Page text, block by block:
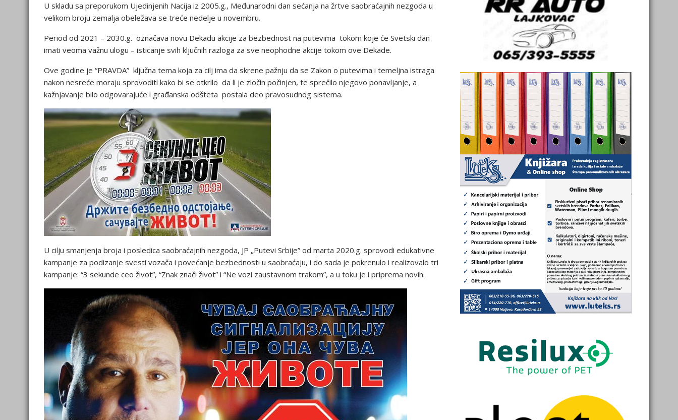
U skladu sa preporukom Ujedinjenih Nacija iz 2005.g., Međunarodni dan sećanja na žrtve saobraćajnih nezgoda u
velikom broju zemalja obeležava se treće nedelje u novembru.
Period od 2021 – 2030.g. označava novu Dekadu akcije za bezbednost na putevima tokom koje će Svetski dan
imati veoma važnu ulogu – isticanje svih ključnih razloga za sve neophodne akcije tokom ove Dekade.
Ove godine je “PRAVDA” ključna tema koja za cilj ima da skrene pažnju da se Zakon o putevima i temeljna istraga
nakon nesreće moraju sprovoditi kako bi se otkrilo da li je zločin počinjen, te sprečilo njegovo ponavljanje, a
kažnjavanje bilo odgovarajuće i građanska odšteta postala deo pravosudnog sistema.
U cilju smanjenja broja i posledica saobraćajnih nezgoda, JP „Putevi Srbije” od marta 2020.g. sprovodi edukativne
kampanje za podizanje svesti vozača i povećanje bezbednosti u saobraćaju, i do sada je pokrenulo i realizovalo tri
kampanje: “3 sekunde ceo život”, “Znak znači život” i “Ne vozi zaustavnom trakom”, a u toku je i priprema novih.